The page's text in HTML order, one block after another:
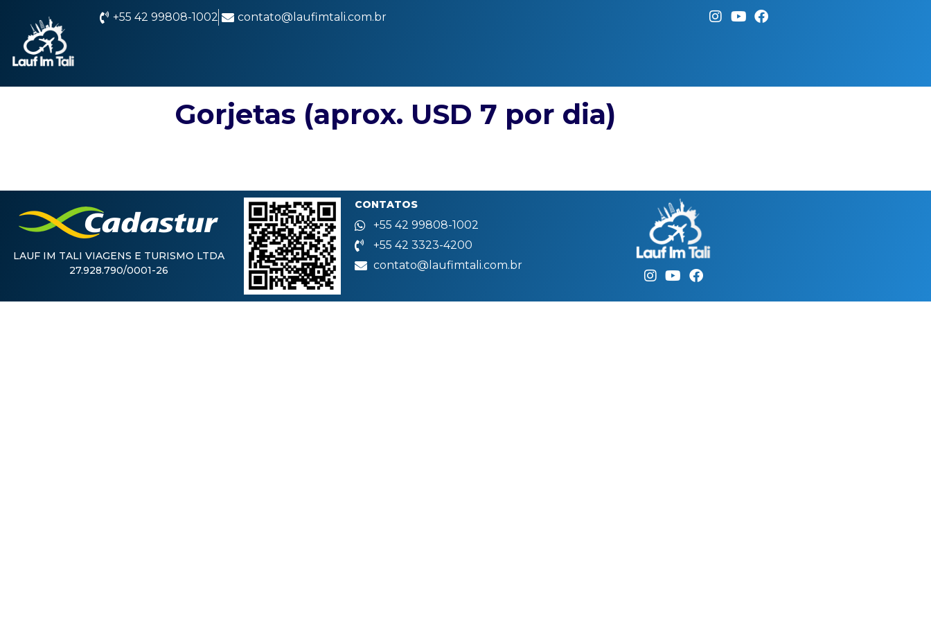
+55 42 99808-1002 contato@laufimtali.com.br
Gorjetas (aprox. USD 7 por dia)
LAUF IM TALI VIAGENS E TURISMO LTDA
27.928.790/0001-26
CONTATOS
+55 42 99808-1002
+55 42 3323-4200
contato@laufimtali.com.br